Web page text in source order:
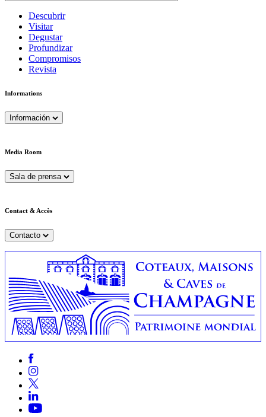
Descubrir
Visitar
Degustar
Profundizar
Compromisos
Revista
Informations
Información
Media Room
Sala de prensa
Contact & Accès
Contacto